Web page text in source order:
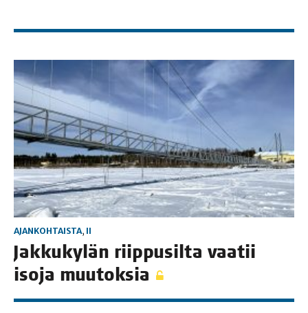
AJANKOHTAISTA, II
Jak­ku­ky­län riip­pusil­ta vaa­tii
iso­ja muutoksia